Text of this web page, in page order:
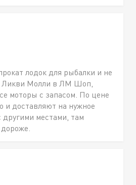
лодок для рыбалки и не
Ликви Молли в ЛМ Шоп,
моторы с запасом. По цене
и доставляют на нужное
другими местами, там